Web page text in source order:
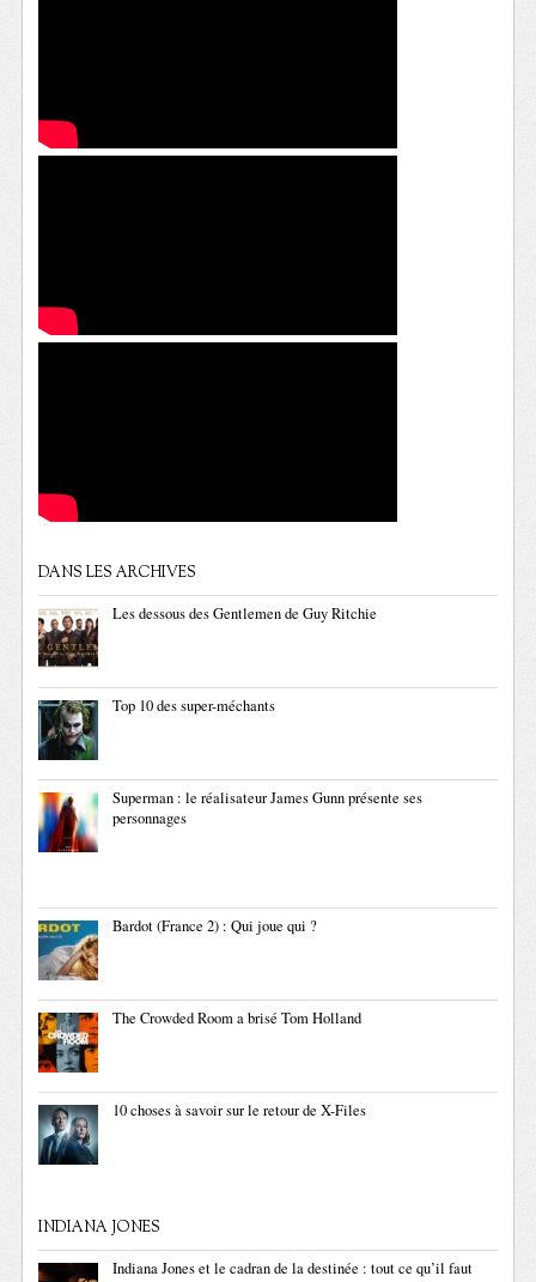
DANS LES ARCHIVES
Les dessous des Gentlemen de Guy Ritchie
Top 10 des super-méchants
Superman : le réalisateur James Gunn présente ses
personnages
Bardot (France 2) : Qui joue qui ?
The Crowded Room a brisé Tom Holland
10 choses à savoir sur le retour de X-Files
INDIANA JONES
Indiana Jones et le cadran de la destinée : tout ce qu’il faut